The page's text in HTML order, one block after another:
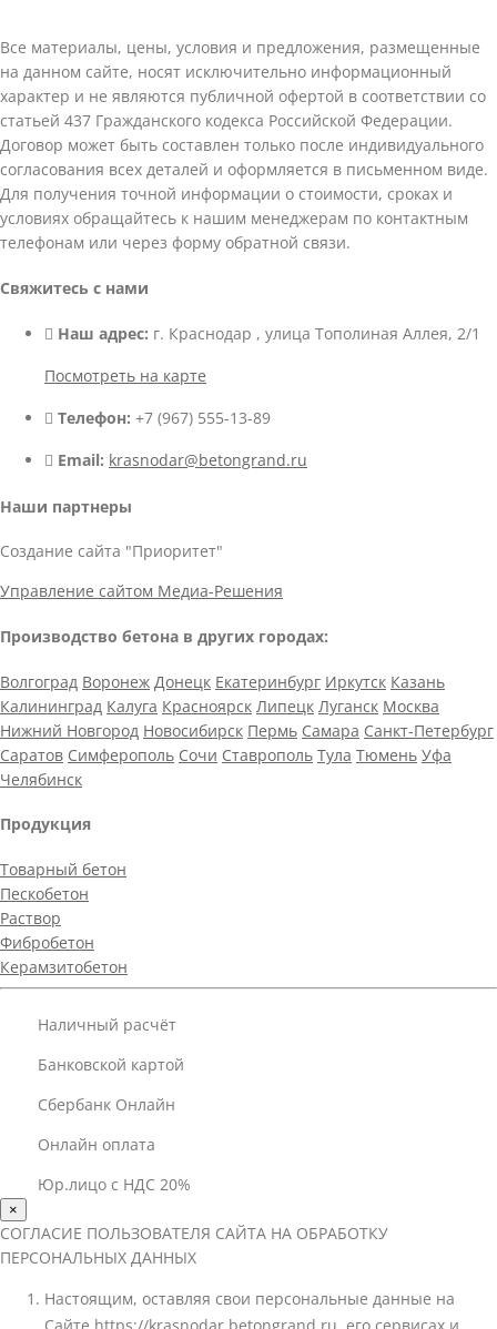
Все материалы, цены, условия и предложения, размещенные
на данном сайте, носят исключительно информационный
характер и не являются публичной офертой в соответствии со
статьей 437 Гражданского кодекса Российской Федерации.
Договор может быть составлен только после индивидуального
согласования всех деталей и оформляется в письменном виде.
Для получения точной информации о стоимости, сроках и
условиях обращайтесь к нашим менеджерам по контактным
телефонам или через форму обратной связи.
Свяжитесь с нами
Наш адрес: г. Краснодар , улица Тополиная Аллея, 2/1
Посмотреть на карте
Телефон: +7 (967) 555-13-89
Email: krasnodar@betongrand.ru
Наши партнеры
Создание сайта "Приоритет"
Управление сайтом Медиа-Решения
Производство бетона в других городах:
Волгоград Воронеж Донецк Екатеринбург Иркутск Казань
Калининград Калуга Красноярск Липецк Луганск Москва
Нижний Новгород Новосибирск Пермь Самара Санкт-Петербург
Саратов Симферополь Сочи Ставрополь Тула Тюмень Уфа
Челябинск
Продукция
Товарный бетон
Пескобетон
Раствор
Фибробетон
Керамзитобетон
Наличный расчёт
Банковской картой
Сбербанк Онлайн
Онлайн оплата
Юр.лицо с НДС 20%
×
СОГЛАСИЕ ПОЛЬЗОВАТЕЛЯ САЙТА НА ОБРАБОТКУ
ПЕРСОНАЛЬНЫХ ДАННЫХ
Настоящим, оставляя свои персональные данные на